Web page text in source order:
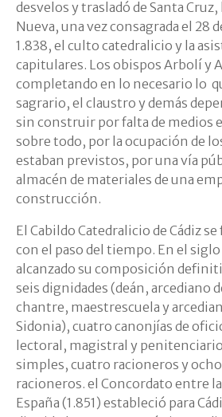
desvelos y trasladó de Santa Cruz,
Nueva, una vez consagrada el 28
1.838, el culto catedralicio y la
capitulares. Los obispos Arbolí y
completando en lo necesario lo
sagrario, el claustro y demás
sin construir por falta de medios
sobre todo, por la ocupación de
estaban previstos, por una vía
almacén de materiales de una
construcción.
El Cabildo Catedralicio de Cádiz
con el paso del tiempo. En el siglo
alcanzado su composición
seis dignidades (deán, arcediano
chantre, maestrescuela y
Sidonia), cuatro canonjías de
lectoral, magistral y
simples, cuatro racioneros y
racioneros. el Concordato entre la
España (1.851) estableció para